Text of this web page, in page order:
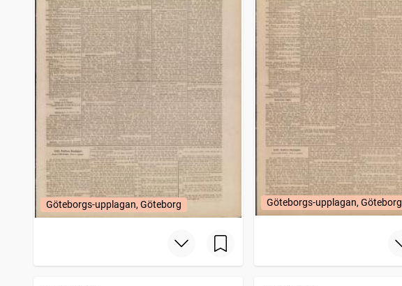
Göteborgs-upplagan, Göteborg Göteborgs-upplagan, Göteborg